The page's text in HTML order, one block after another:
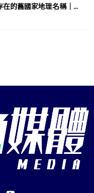
在的舊國家地理名稱｜...